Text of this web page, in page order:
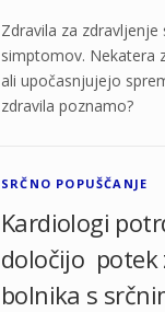
Zdravila za
simptomov. Nekatera
ali upočasnjujejo
zdravila poznamo?
SRČNO POPUŠČANJE
Kardiologi
določijo potek
bolnika s